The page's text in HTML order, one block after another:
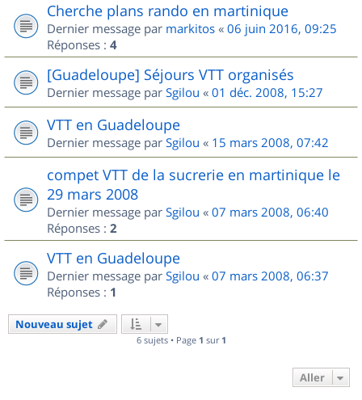
Cherche plans rando en martinique
Dernier message par markitos « 06 juin 2016, 09:25
Réponses : 4
[Guadeloupe] Séjours VTT organisés
Dernier message par Sgilou « 01 déc. 2008, 15:27
VTT en Guadeloupe
Dernier message par Sgilou « 15 mars 2008, 07:42
compet VTT de la sucrerie en martinique le
29 mars 2008
Dernier message par Sgilou « 07 mars 2008, 06:40
Réponses : 2
VTT en Guadeloupe
Dernier message par Sgilou « 07 mars 2008, 06:37
Réponses : 1
Nouveau sujet
6 sujets • Page 1 sur 1
Aller